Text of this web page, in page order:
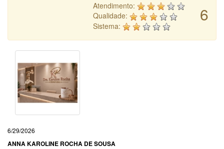
6
Atendimento:
Qualidade:
Sistema:
6/29/2026
ANNA KAROLINE ROCHA DE SOUSA